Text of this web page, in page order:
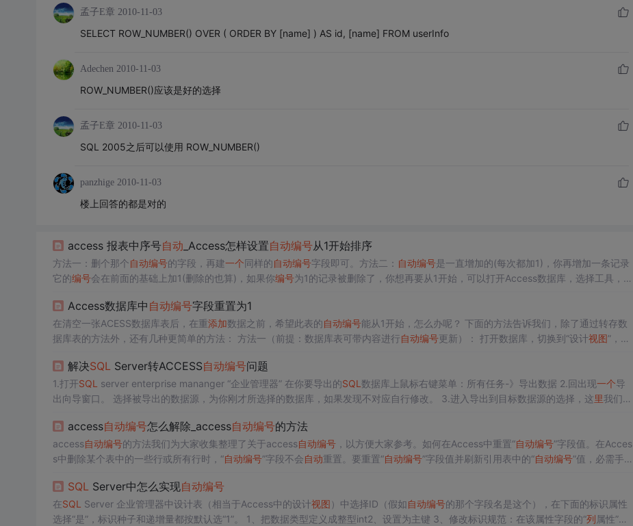
孟子E章 2010-11-03
SELECT ROW_NUMBER() OVER ( ORDER BY [name] ) AS id, [name] FROM userInfo
Adechen 2010-11-03
ROW_NUMBER()应该是好的选择
孟子E章 2010-11-03
SQL 2005之后可以使用 ROW_NUMBER()
panzhige 2010-11-03
楼上回答的都是对的
access 报表中序号自动 _Access怎样设置自动编号从1开始排序
方法一：删个那个自动编号的字段，再建一个同样的自动编号字段即可。方法二： 自动编号是一直增加的(每次都加1)，你再增加一条记录
它的编号会在前面的基础上加1(删除的也算)，如果你编号为1的记录被删除了，你想再要从1开始，可以打开Access数据库，选择工具，再
输入ALT...
Access数据库中 自动编号字段重置为1
在清空一张ACESS数据库表后，在重添加数据之前，希望此表的自动编号能从1开始，怎么办呢？ 下面的方法告诉我们，除了通过转存数
据库表的方法外，还有几种更简单的方法： 方法一（前提：数据库表可带内容进行自动编号 更新）： 打开数据库，切换到“设计视图”，删
解决SQL Server转ACCESS自动编号问题
1.打开SQL server enterprise mananger “企业管理器” 在你要导出的SQL 数据库上鼠标右键菜单：所有任务-》导出数据 2.回出现一个导
出向导窗口。 选择被导出的数据源，为你刚才所选择的数据库，如果发现不对应自行修改。 3.进入导出到目标数据源的选择，这里我们要
制表和视图”。 5.我们注意这里选表的时候右边有一个“转换”列
access自动编号怎么解除_access自动编号的方法
access自动编号的方法我们为大家收集整理了关于access自动编号，以方便大家参考。如何在Access中重置“自动编号”字段值。在Acces
s中删除某个表中的一些行或所有行时，“自动编号”字段不会自动重置。要重置“自动编号”字段值并刷新引用表中的“自动编号”值，必需手动
再...SQL Server中怎么实现自动编号
在SQL Server 企业管理器中设计表（相当于Access中的设计视图 ）中选择ID（假如自动编号的那个字段名是这个），在下面的标识属性
选择“是”，标识种子和递增量都按默认选“1”。 1、把数据类型定义成整型int2、设置为主键 3、修改标识规范：在该属性字段的“列属性”里